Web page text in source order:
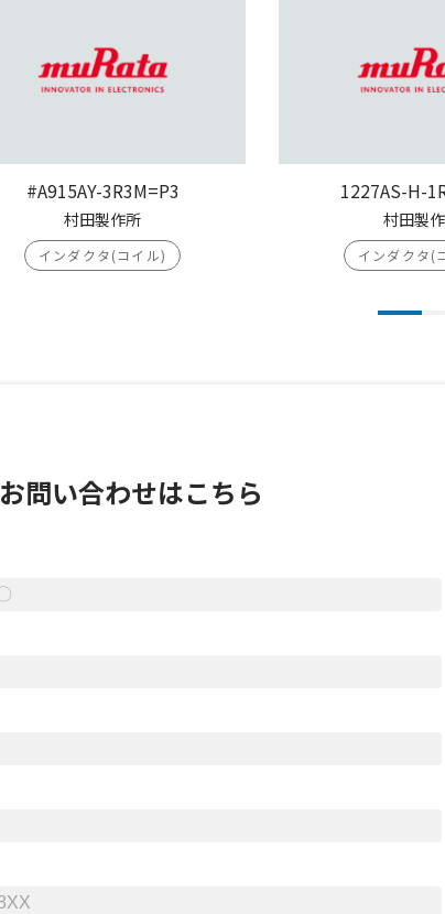
#A915AY-3R3M=P3
村田製作所
インダクタ(コイル)
1227AS-H-
村田製
インダクタ(
お問い合わせはこちら